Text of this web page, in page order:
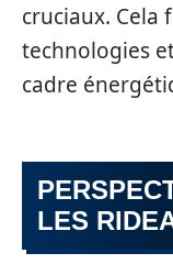
cruciaux. Cela
technologies
cadre
LES